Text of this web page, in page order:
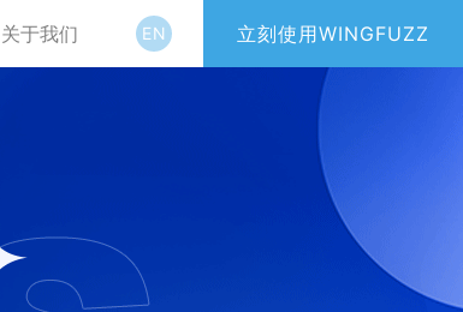
关于我们 EN 立刻使用WINGFUZZ